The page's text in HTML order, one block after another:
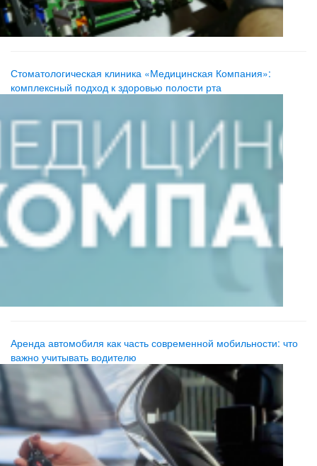
Стоматологическая клиника «Медицинская Компания»:
комплексный подход к здоровью полости рта
Аренда автомобиля как часть современной мобильности: что
важно учитывать водителю